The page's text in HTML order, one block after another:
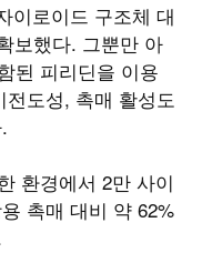
이로이드 구조체 대
보했다. 그뿐만 아
된 피리딘을 이용
도성, 촉매 활성도
환경에서 2만 사이
촉매 대비 약 62%